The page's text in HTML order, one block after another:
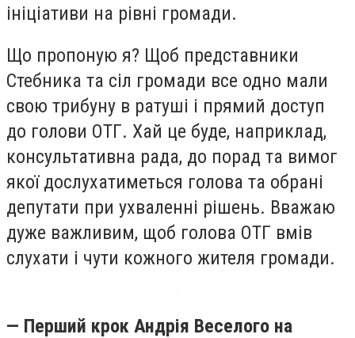
ініціативи на рівні громади.
Що пропоную я? Щоб представники
Стебника та сіл громади все одно мали
свою трибуну в ратуші і прямий доступ
до голови ОТГ. Хай це буде, наприклад,
консультативна рада, до порад та вимог
якої дослухатиметься голова та обрані
депутати при ухваленні рішень. Вважаю
дуже важливим, щоб голова ОТГ вмів
слухати і чути кожного жителя громади.
— Перший крок Андрія Веселого на